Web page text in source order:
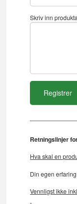
Skriv inn
Retningslinjer
Hva skal en
Din egen
Vennligst ikke